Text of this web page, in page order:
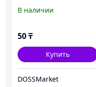
см., пара
В наличии
50₸
Купить
DOSSMarket